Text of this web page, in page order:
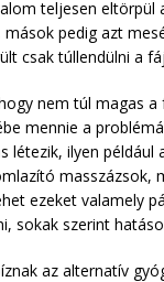
teljesen eltörpül
pedig azt
csak túllendülni a
nem túl magas a
mennie a
létezik, ilyen például
masszázsok,
ezeket valamely
sokak szerint
az alternatív